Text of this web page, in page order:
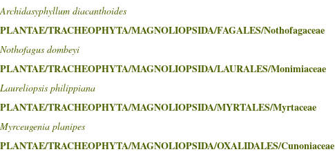
Archidasyphyllum diacanthoides
PLANTAE/TRACHEOPHYTA/MAGNOLIOPSIDA/FAGALES/Nothofagaceae
Nothofagus dombeyi
PLANTAE/TRACHEOPHYTA/MAGNOLIOPSIDA/LAURALES/Monimiaceae
Laureliopsis philippiana
PLANTAE/TRACHEOPHYTA/MAGNOLIOPSIDA/MYRTALES/Myrtaceae
Myrceugenia planipes
PLANTAE/TRACHEOPHYTA/MAGNOLIOPSIDA/OXALIDALES/Cunoniaceae